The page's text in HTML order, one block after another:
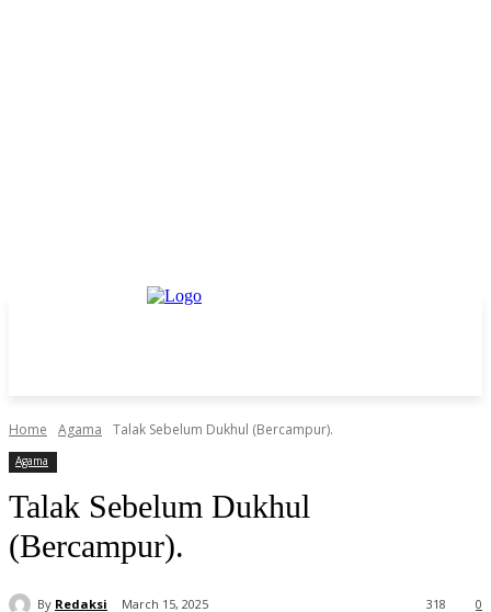
Home Agama Talak Sebelum Dukhul (Bercampur).
Agama
Talak Sebelum Dukhul
(Bercampur).
By Redaksi March 15, 2025 0
318